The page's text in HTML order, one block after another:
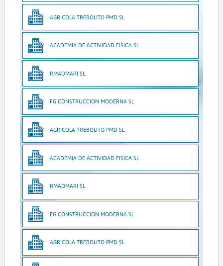
AGRICOLA TREBOLITO PMD SL
ACADEMIA DE ACTIVIDAD FISICA SL
RMAOMARI SL
FG CONSTRUCCION MODERNA SL
AGRICOLA TREBOLITO PMD SL
ACADEMIA DE ACTIVIDAD FISICA SL
RMAOMARI SL
FG CONSTRUCCION MODERNA SL
AGRICOLA TREBOLITO PMD SL